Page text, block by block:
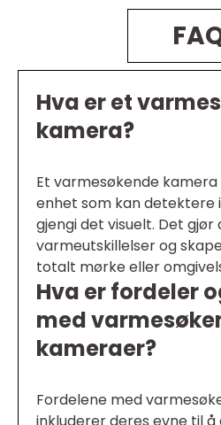
Hva er et
kamera?
Et varmesøkende
enhet som kan detektere
gjengi det visuelt. Det gjør
varmeutskillelser og
totalt mørke eller
Hva er fordeler
med
kameraer?
Fordelene med
inkluderer deres evne til